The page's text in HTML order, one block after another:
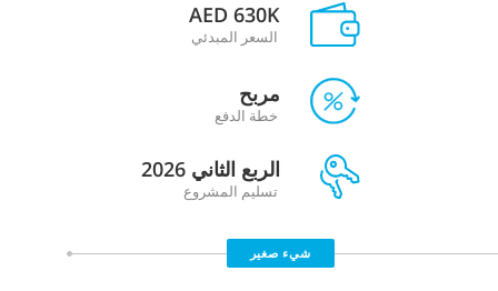
شيء صغير
AED 630K
السعر المبدئي
مربح
خطة الدفع
الربع الثاني 2026
تسليم المشروع